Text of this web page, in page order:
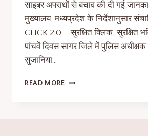
साइबर अपराधों से बचाव की दी गई
मुख्यालय, मध्यप्रदेश के निर्देशानुसार
CLICK 2.0 – सुरक्षित क्लिक, सुरक्षित
पांचवें दिवस सागर जिले में पुलिस अधीक्षक
सुजानिया…
READ MORE